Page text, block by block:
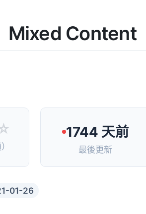
Mixed Content
1744 天前
最後更新
01-26